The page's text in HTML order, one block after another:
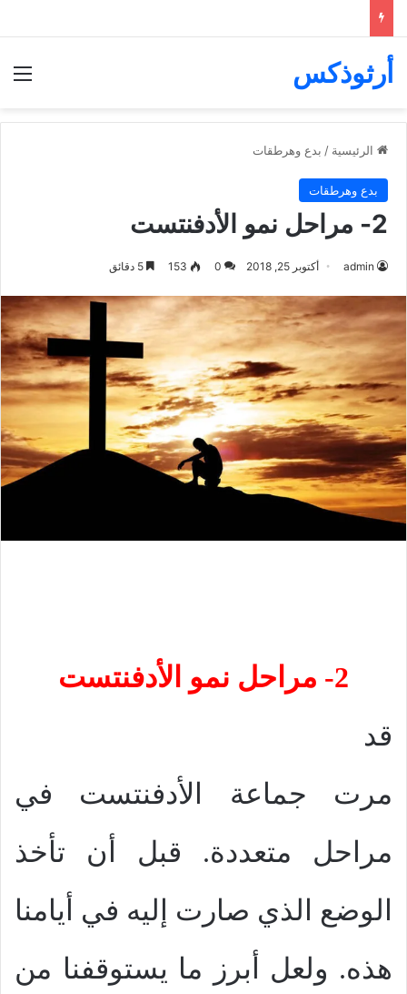
أرثوذكس
الرئيسية / بدع وهرطقات
بدع وهرطقات
2- مراحل نمو الأدفنتست
admin أكتوبر 25, 2018 0
153
2- مراحل نمو الأدفنتست
قد
مرت جماعة الأدفنتست في
مراحل متعددة. قبل أن تأخذ
الوضع الذي صارت إليه في أيامنا
هذه. ولعل أبرز ما يستوقفنا من